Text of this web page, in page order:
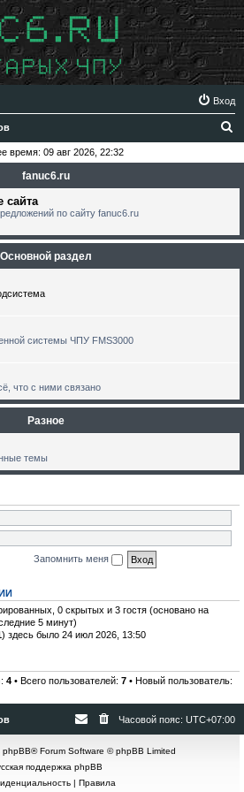
Вход
с
время: 09 авг 2026, 22:32
fanuc6.ru
сайта
по сайту fanuc6.ru
Основной раздел
системы ЧПУ FMS3000
что с ними связано
Разное
темы
Запомнить меня
0 скрытых и 3 гостя (основано на
5 минут)
) здесь было 24 июл 2026, 13:50
4 • Всего пользователей: 7 • Новый пользователь:
Часовой пояс: UTC+07:00
phpBB® Forum Software © phpBB Limited
поддержка phpBB
| Правила